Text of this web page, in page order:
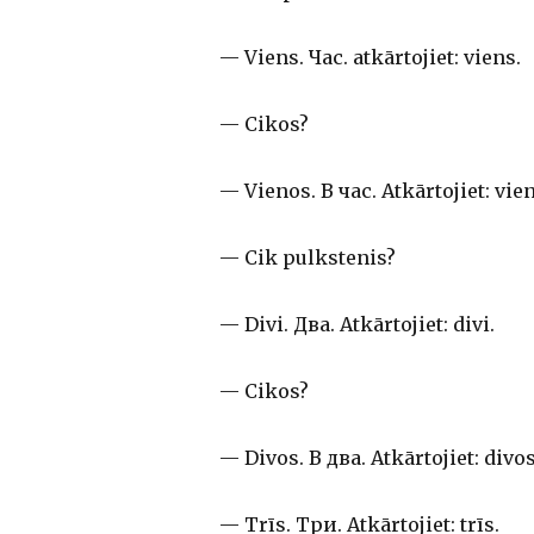
— Viens. Час. atkārtojiet: viens.
— Cikos?
— Vienos. В час. Atkārtojiet:
— Cik pulkstenis?
— Divi. Два. Atkārtojiet: divi.
— Cikos?
— Divos. В два. Atkārtojiet:
— Trīs. Три. Atkārtojiet: trīs.